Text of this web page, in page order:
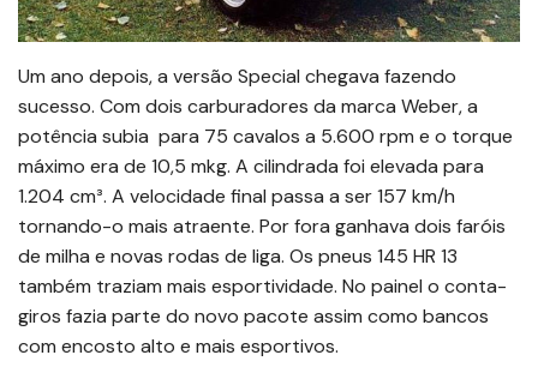
Um ano depois, a versão Special chegava fazendo
sucesso. Com dois carburadores da marca Weber, a
potência subia para 75 cavalos a 5.600 rpm e o torque
máximo era de 10,5 mkg. A cilindrada foi elevada para
1.204 cm³. A velocidade final passa a ser 157 km/h
tornando-o mais atraente. Por fora ganhava dois faróis
de milha e novas rodas de liga. Os pneus 145 HR 13
também traziam mais esportividade. No painel o conta-
giros fazia parte do novo pacote assim como bancos
com encosto alto e mais esportivos.